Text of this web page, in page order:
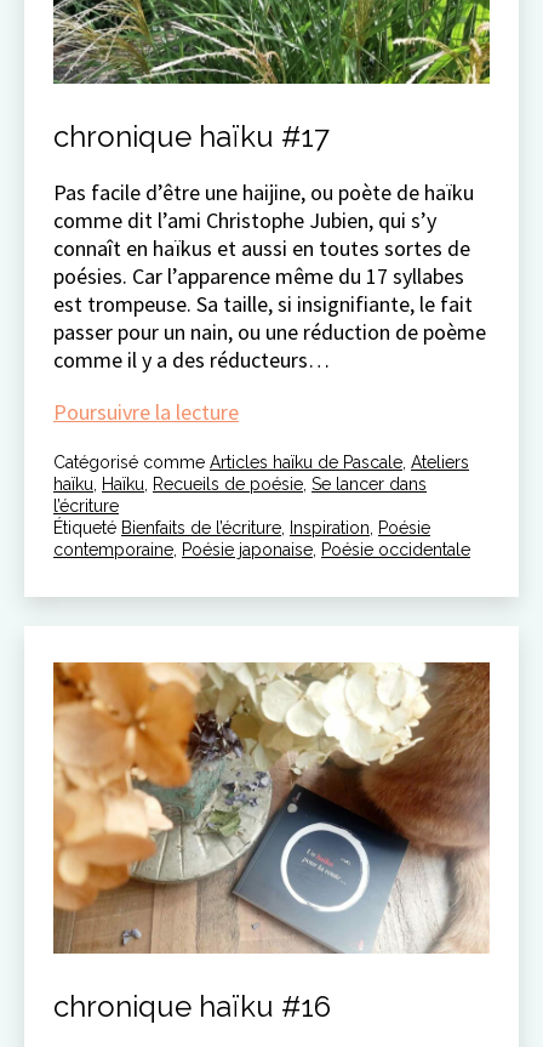
chronique haïku #17
Pas facile d’être une haijine, ou poète de haïku
comme dit l’ami Christophe Jubien, qui s’y
connaît en haïkus et aussi en toutes sortes de
poésies. Car l’apparence même du 17 syllabes
est trompeuse. Sa taille, si insignifiante, le fait
passer pour un nain, ou une réduction de poème
comme il y a des réducteurs…
Poursuivre la lecturechronique
#17
Catégorisé comme Articles haïku de Pascale Ateliers
haïku Haïku Recueils de poésie Se lancer dans
l’écriture
Étiqueté Bienfaits de l’écriture Inspiration Poésie
contemporaine Poésie japonaise Poésie occidentale
chronique haïku #16